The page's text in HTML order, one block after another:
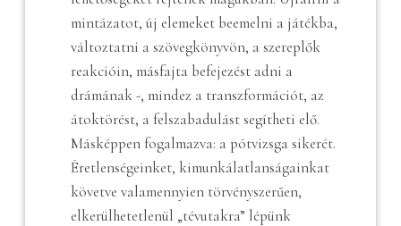
mintázatot, új elemeket beemelni a játékba,
változtatni a szövegkönyvön, a szereplők
reakcióin, másfajta befejezést adni a
drámának -, mindez a transzformációt, az
átoktörést, a felszabadulást segítheti elő.
Másképpen fogalmazva: a pótvizsga sikerét.
Éretlenségeinket, kimunkálatlanságainkat
követve valamennyien törvényszerűen,
elkerülhetetlenül „tévutakra” lépünk